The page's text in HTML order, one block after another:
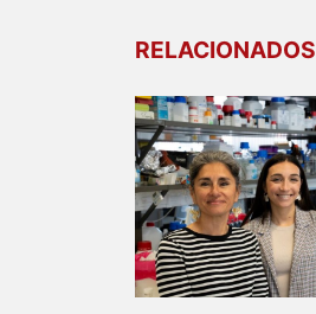
RELACIONADOS